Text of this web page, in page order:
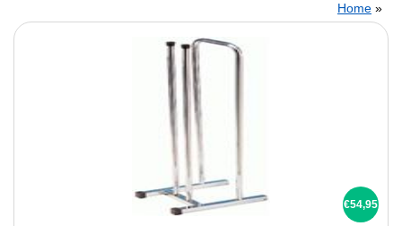
Home »
€54,95